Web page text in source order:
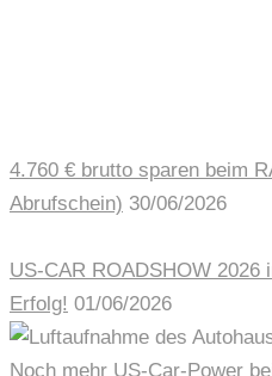
4.760 € brutto sparen beim
Abrufschein) 30/06/2026
US-CAR ROADSHOW 2026
Erfolg! 01/06/2026
Noch mehr US-Car-Power